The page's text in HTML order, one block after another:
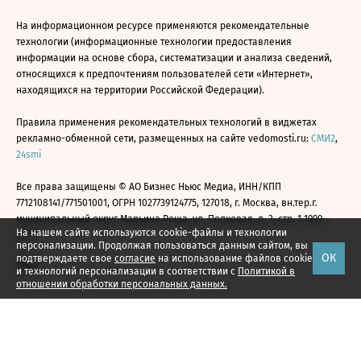
На нашем сайте используются cookie-файлы и технологии
персонализации. Продолжая пользоваться данным сайтом, вы
подтверждаете свое согласие на использование файлов cookie
и технологий персонализации в соответствии с Политикой в
отношении обработки персональных данных.
ОК
На информационном ресурсе применяются рекомендательные
технологии (информационные технологии предоставления
информации на основе сбора, систематизации и анализа сведений,
относящихся к предпочтениям пользователей сети «Интернет»,
находящихся на территории Российской Федерации).
Правила применения рекомендательных технологий в виджетах
рекламно-обменной сети, размещенных на сайте vedomosti.ru: СМИ2,
24smi
Все права защищены © АО Бизнес Ньюс Медиа, ИНН/КПП
7712108141/771501001, ОГРН 1027739124775, 127018, г. Москва, вн.тер.г.
муниципальный округ Марьина Роща, ул. Полковая, д. 3, стр. 1 1999—
2026